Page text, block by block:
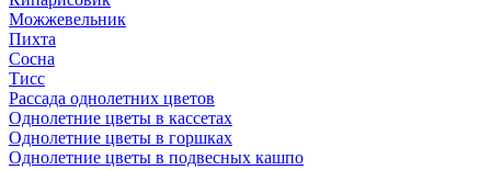
Можжевельник
Пихта
Сосна
Тисc
Рассада однолетних цветов
Однолетние цветы в кассетах
Однолетние цветы в горшках
Однолетние цветы в подвесных кашпо